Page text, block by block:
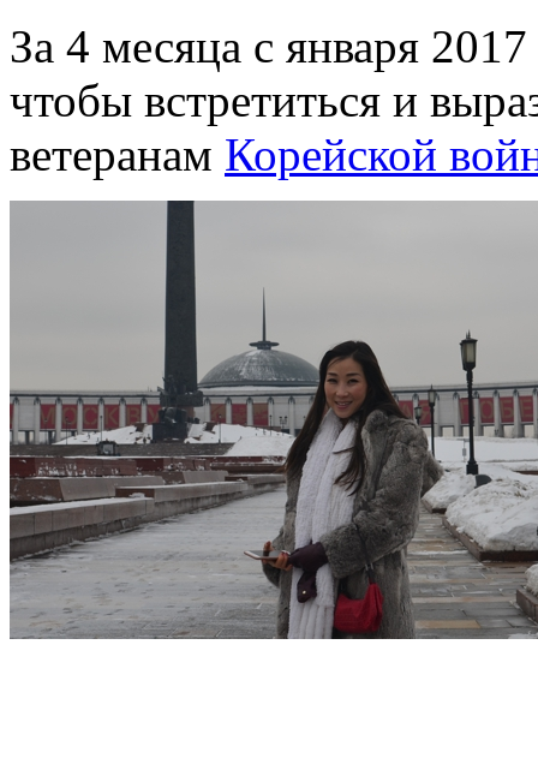
За 4 месяца с января
чтобы встретиться и
ветеранам Корейской